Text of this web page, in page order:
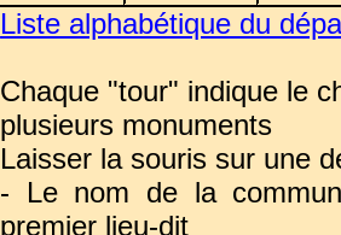
Liste alphabétique du
Chaque "tour" indique le
plusieurs monuments
Laisser la souris sur une
- Le nom de la
premier lieu-dit